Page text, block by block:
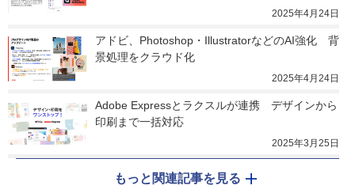
2025年4月24日
アドビ、Photoshop・IllustratorなどのAI強化　背
景処理をクラウド化
2025年4月24日
Adobe Expressとラクスルが連携　デザインから
印刷まで一括対応
2025年3月25日
もっと関連記事を見る